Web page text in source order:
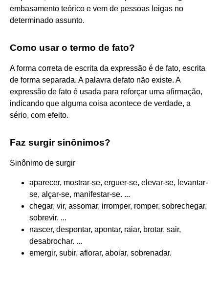
embasamento teórico e vem de pessoas leigas no
determinado assunto.
Como usar o termo de fato?
A forma correta de escrita da expressão é de fato, escrita
de forma separada. A palavra defato não existe. A
expressão de fato é usada para reforçar uma afirmação,
indicando que alguma coisa acontece de verdade, a
sério, com efeito.
Faz surgir sinônimos?
Sinônimo de surgir
aparecer, mostrar-se, erguer-se, elevar-se, levantar-
se, alçar-se, manifestar-se. ...
chegar, vir, assomar, irromper, romper, sobrechegar,
sobrevir. ...
nascer, despontar, apontar, raiar, brotar, sair,
desabrochar. ...
emergir, subir, aflorar, aboiar, sobrenadar.